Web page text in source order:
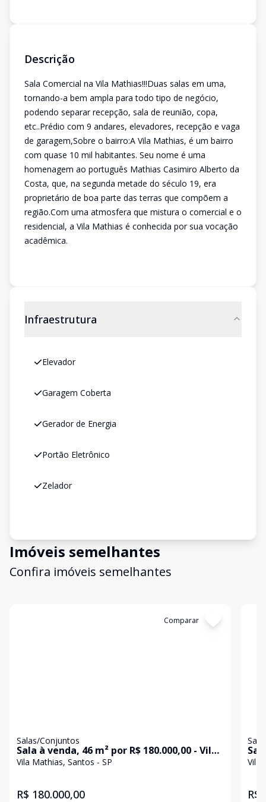
Descrição
Sala Comercial na Vila Mathias!!!Duas salas em uma,
tornando-a bem ampla para todo tipo de negócio,
podendo separar recepção, sala de reunião, copa,
etc..Prédio com 9 andares, elevadores, recepção e vaga
de garagem,Sobre o bairro:A Vila Mathias, é um bairro
com quase 10 mil habitantes. Seu nome é uma
homenagem ao português Mathias Casimiro Alberto da
Costa, que, na segunda metade do século 19, era
proprietário de boa parte das terras que compõem a
região.Com uma atmosfera que mistura o comercial e o
residencial, a Vila Mathias é conhecida por sua vocação
acadêmica.
Infraestrutura
Elevador
Garagem Coberta
Gerador de Energia
Portão Eletrônico
Zelador
Imóveis semelhantes
Confira imóveis semelhantes
Comparar
Salas/Conjuntos
Sala à venda, 46 m² por R$ 180.000,00 - Vila
Mathias - Santos/SP
Vila Mathias, Santos - SP
R$ 180.000,00
Vila
R$